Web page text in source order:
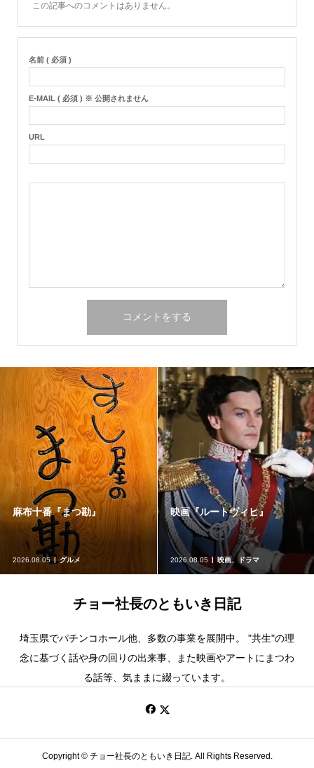
この記事へのコメントはありません。
名前 ( 必須 )
E-MAIL ( 必須 ) ※ 公開されません
URL
画『ルートヴィヒ』
映画、ドラマ
きほんのき
2026.08.03 体調管理、運動
チョー社長のともいき日記
埼玉県でパチンコホール他、多数の事業を展開中。 "共生"の理
念に基づく話や身の回りの出来事、また映画やアートにまつわ
る話等、気ままに綴っています。
Copyright ©チョー社長のともいき日記. All Rights Reserved.